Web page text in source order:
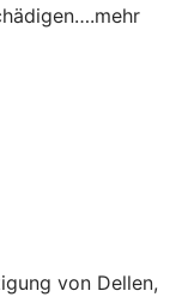
von Dellen,